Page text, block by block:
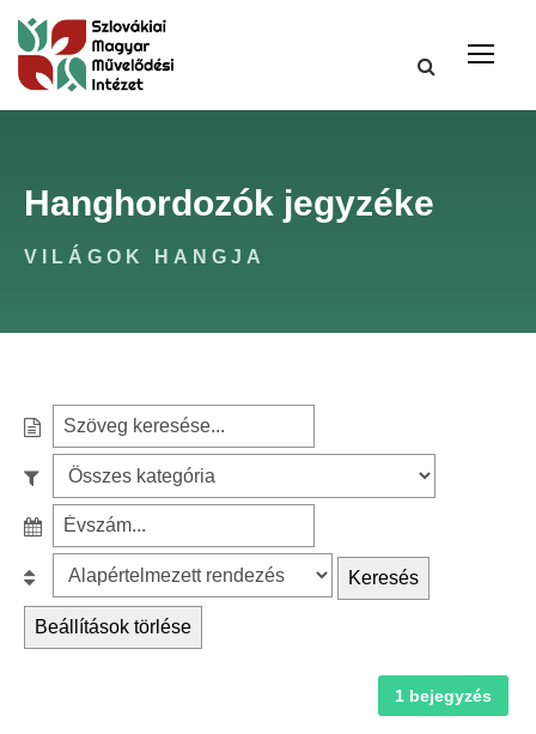
Hanghordozók jegyzéke
VILÁGOK HANGJA
e
c
f
o
z
é
s
z
é
e
s
Keresés
Beállítások törlése
1 bejegyzés